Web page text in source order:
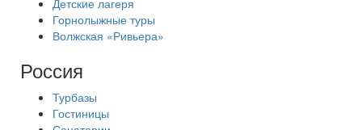
Детские лагеря
Горнолыжные туры
Волжская «Ривьера»
Россия
Турбазы
Гостиницы